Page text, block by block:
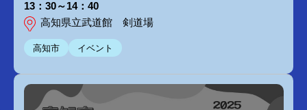
13：30～14：40
高知県立武道館 剣道場
高知市 イベント